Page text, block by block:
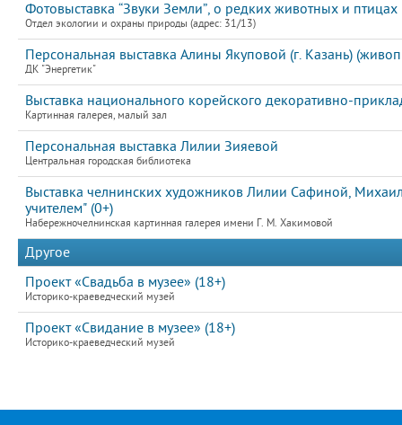
Фотовыставка “Звуки Земли”, о редких животных и
Отдел экологии и охраны природы (адрес: 31/13)
Персональная выставка Алины Якуповой (г. Казань)
ДК "Энергетик"
Выставка национального корейского декоративно-
Картинная галерея, малый зал
Персональная выставка Лилии Зияевой
Центральная городская библиотека
Выставка челнинских художников Лилии Сафиной,
учителем" (0+)
Набережночелнинская картинная галерея имени Г. М. Хакимовой
Другое
Проект «Свадьба в музее» (18+)
Историко-краеведческий музей
Проект «Свидание в музее» (18+)
Историко-краеведческий музей